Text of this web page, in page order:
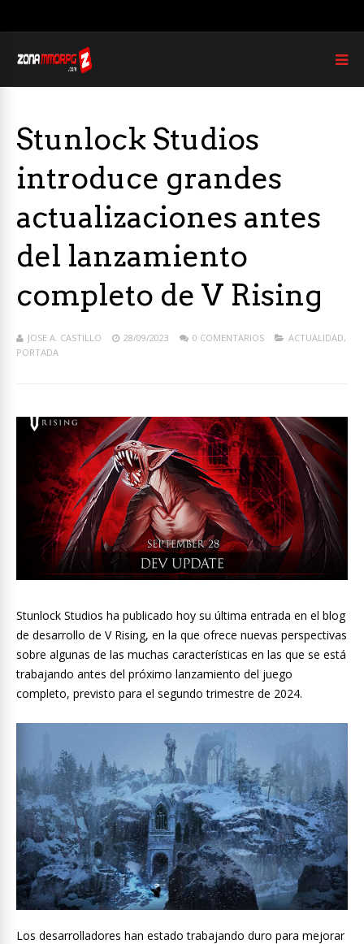
Stunlock Studios
introduce grandes
actualizaciones antes
del lanzamiento
completo de V Rising
JOSE A. CASTILLO 28/09/2023 0 COMENTARIOS ACTUALIDAD,
PORTADA
Stunlock Studios ha publicado hoy su última entrada en el blog
de desarrollo de V Rising, en la que ofrece nuevas perspectivas
sobre algunas de las muchas características en las que se está
trabajando antes del próximo lanzamiento del juego
completo, previsto para el segundo trimestre de 2024.
Los desarrolladores han estado trabajando duro para mejorar